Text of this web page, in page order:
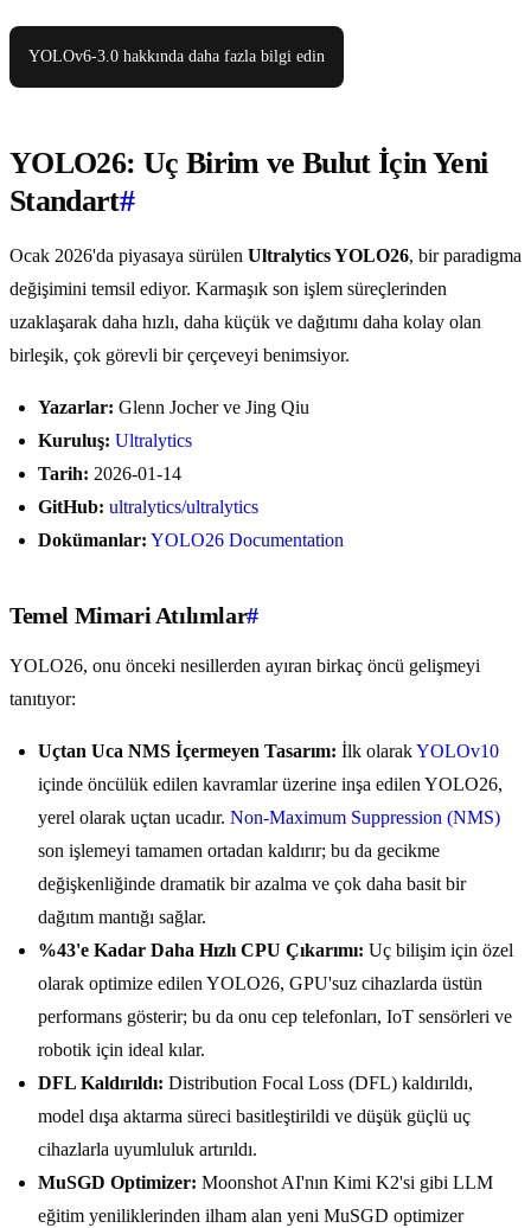
YOLOv6-3.0 hakkında daha fazla bilgi edin
YOLO26: Uç Birim ve Bulut İçin Yeni
Standart#
Ocak 2026'da piyasaya sürülen Ultralytics YOLO26, bir paradigma
değişimini temsil ediyor. Karmaşık son işlem süreçlerinden
uzaklaşarak daha hızlı, daha küçük ve dağıtımı daha kolay olan
birleşik, çok görevli bir çerçeveyi benimsiyor.
Yazarlar: Glenn Jocher ve Jing Qiu
Kuruluş: Ultralytics
Tarih: 2026-01-14
GitHub: ultralytics/ultralytics
Dokümanlar: YOLO26 Documentation
Temel Mimari Atılımlar#
YOLO26, onu önceki nesillerden ayıran birkaç öncü gelişmeyi
tanıtıyor:
Uçtan Uca NMS İçermeyen Tasarım: İlk olarakYOLOv10
içinde öncülük edilen kavramlar üzerine inşa edilen YOLO26,
yerel olarak uçtan ucadır. Non-Maximum Suppression (NMS)
son işlemeyi tamamen ortadan kaldırır; bu da gecikme
değişkenliğinde dramatik bir azalma ve çok daha basit bir
dağıtım mantığı sağlar.
%43'e Kadar Daha Hızlı CPU Çıkarımı: Uç bilişim için özel
olarak optimize edilen YOLO26, GPU'suz cihazlarda üstün
performans gösterir; bu da onu cep telefonları, IoT sensörleri ve
robotik için ideal kılar.
DFL Kaldırıldı: Distribution Focal Loss (DFL) kaldırıldı,
model dışa aktarma süreci basitleştirildi ve düşük güçlü uç
cihazlarla uyumluluk artırıldı.
MuSGD Optimizer: Moonshot AI'nın Kimi K2'si gibi LLM
eğitim yeniliklerinden ilham alan yeni MuSGD optimizer